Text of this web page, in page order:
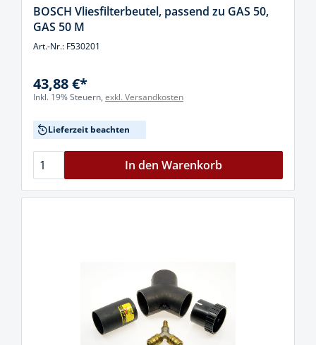
BOSCH Vliesfilterbeutel, passend zu GAS 50,
GAS 50 M
Art.-Nr.: F530201
43,88 €*
Inkl. 19% Steuern, exkl. Versandkosten
Lieferzeit beachten
In den Warenkorb